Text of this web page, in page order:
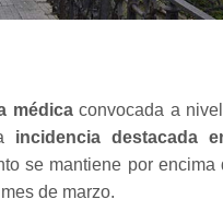
médicaconvocada a
incidencia destacada
se mantiene por
de marzo.